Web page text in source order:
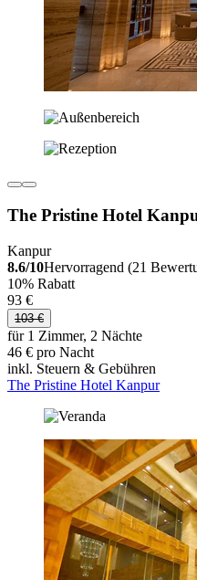
The Pristine Hotel
Kanpur
8.6/10Hervorragend (21
10% Rabatt
93 €
103 €
für 1 Zimmer, 2 Nächte
46 € pro Nacht
inkl. Steuern & Gebühren
The Pristine Hotel Kanpur